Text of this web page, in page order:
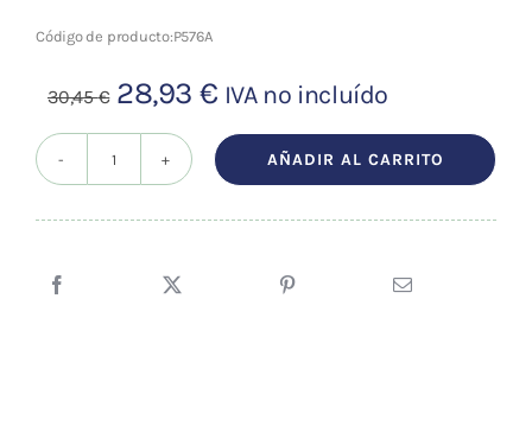
Material
enseñanza
Código de producto:P576A
30,45€ El
precio
original
28,93 €El
precio
actual
IVA no incluído
BOSWELLIA
AÑADIR AL CARRITO